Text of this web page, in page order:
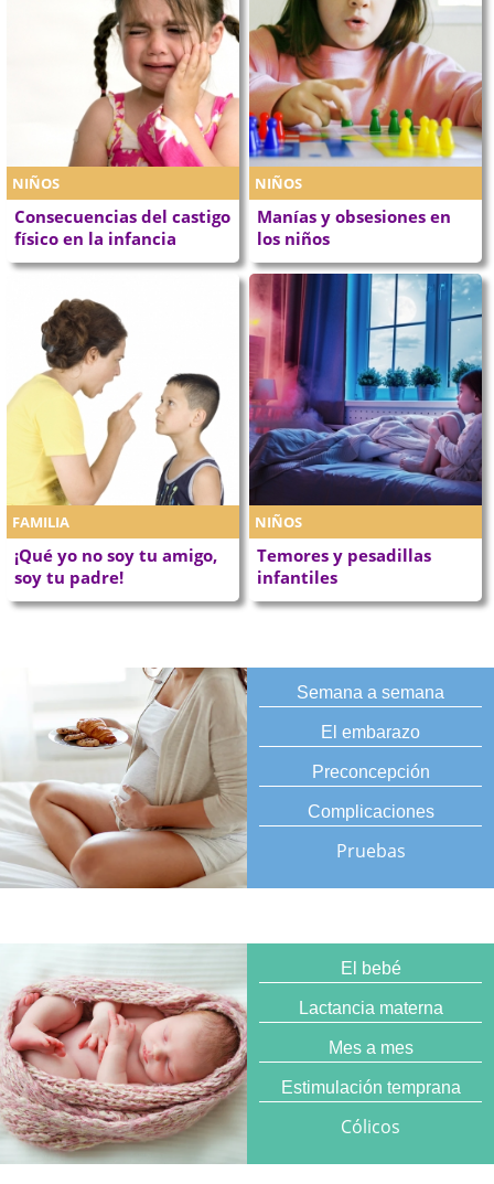
NIÑOS
Consecuencias del castigo
físico en la infancia
NIÑOS
Manías y obsesiones en
los niños
FAMILIA
¡Qué yo no soy tu amigo,
soy tu padre!
NIÑOS
Temores y pesadillas
infantiles
Semana a semana
El embarazo
Preconcepción
Complicaciones
Pruebas
El bebé
Lactancia materna
Mes a mes
Estimulación temprana
Cólicos